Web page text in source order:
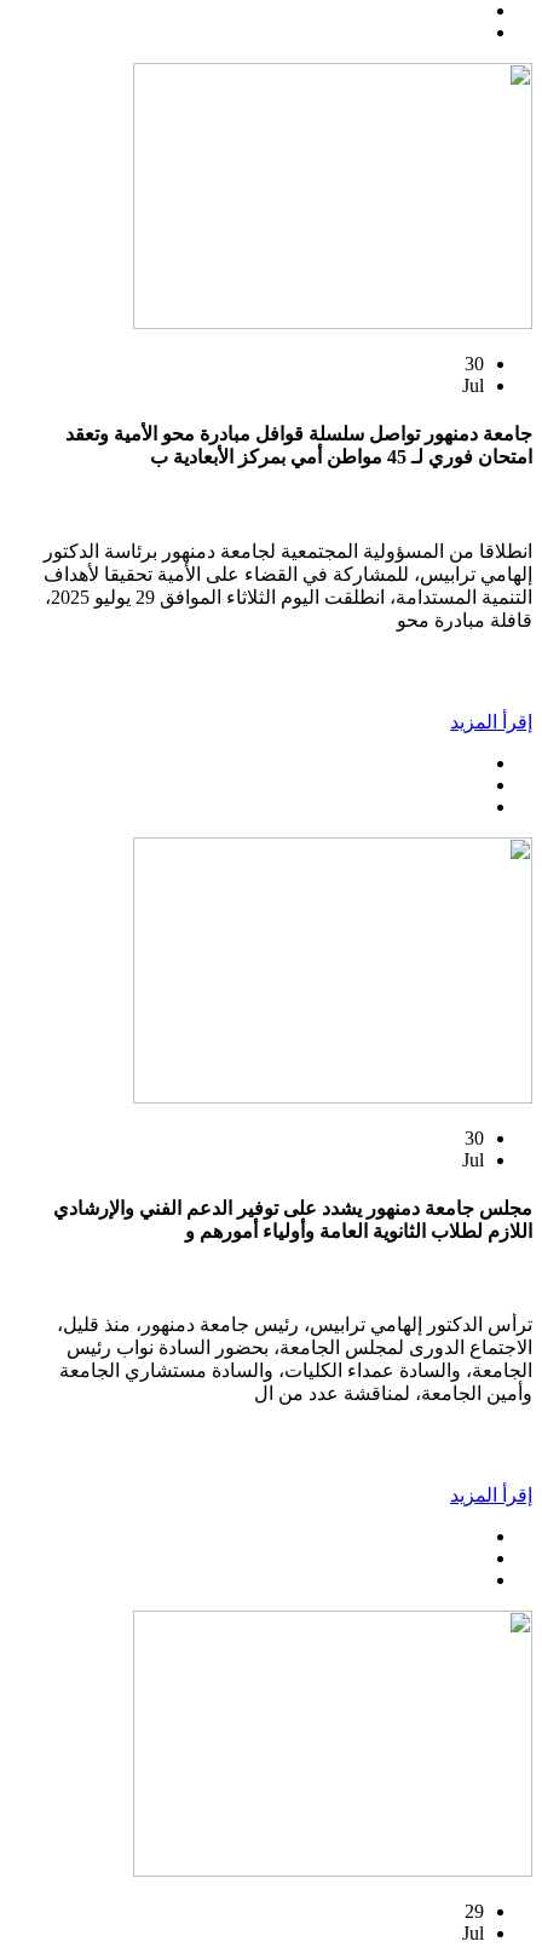
30
Jul
جامعة دمنهور تواصل سلسلة قوافل مبادرة محو الأمية وتعقد
امتحان فوري لـ 45 مواطن أمي بمركز الأبعادية ب
انطلاقا من المسؤولية المجتمعية لجامعة دمنهور برئاسة الدكتور
إلهامي ترابيس، للمشاركة في القضاء على الأمية تحقيقا لأهداف
التنمية المستدامة، انطلقت اليوم الثلاثاء الموافق 29 يوليو 2025،
قافلة مبادرة محو
إقرأ المزيد
30
Jul
مجلس جامعة دمنهور يشدد على توفير الدعم الفني والإرشادي
اللازم لطلاب الثانوية العامة وأولياء أمورهم و
ترأس الدكتور إلهامي ترابيس، رئيس جامعة دمنهور، منذ قليل،
الاجتماع الدورى لمجلس الجامعة، بحضور السادة نواب رئيس
الجامعة، والسادة عمداء الكليات، والسادة مستشاري الجامعة
وأمين الجامعة، لمناقشة عدد من ال
إقرأ المزيد
29
Jul